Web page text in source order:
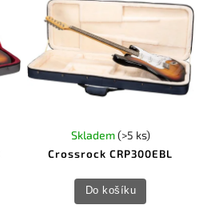
Crossrock CRP300EBL
Skladem(>5 ks)
Do košíku